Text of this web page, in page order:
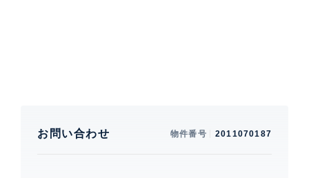
クローゼット、 ウォークインクローゼット、 シューズ
お問い合わせ 物件番号 2011070187